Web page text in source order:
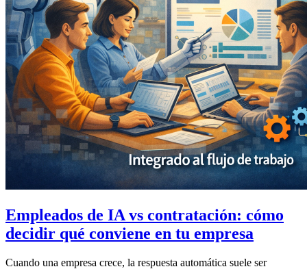
Empleados de IA vs contratación: cómo
decidir qué conviene en tu empresa
Cuando una empresa crece, la respuesta automática suele ser